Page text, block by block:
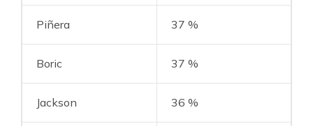
Piñera 37 %
Boric 37 %
Jackson 36 %